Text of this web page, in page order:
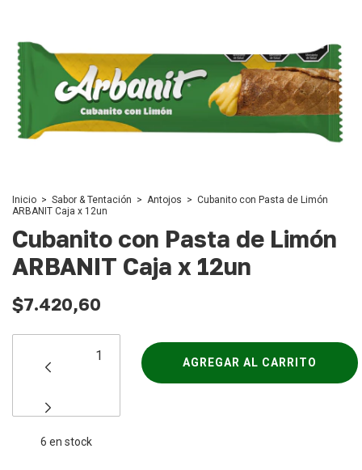
Inicio > Sabor & Tentación > Antojos > Cubanito con Pasta de Limón
ARBANIT Caja x 12un
Cubanito con Pasta de Limón
ARBANIT Caja x 12un
$7.420,60
6 en stock